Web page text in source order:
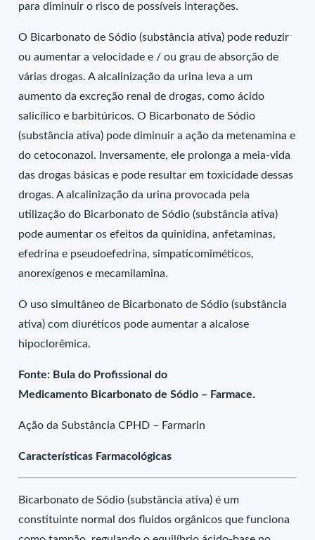
para diminuir o risco de possíveis interações.
O Bicarbonato de Sódio (substância ativa) pode reduzir
ou aumentar a velocidade e / ou grau de absorção de
várias drogas. A alcalinização da urina leva a um
aumento da excreção renal de drogas, como ácido
salicílico e barbitúricos. O Bicarbonato de Sódio
(substância ativa) pode diminuir a ação da metenamina e
do cetoconazol. Inversamente, ele prolonga a meia-vida
das drogas básicas e pode resultar em toxicidade dessas
drogas. A alcalinização da urina provocada pela
utilização do Bicarbonato de Sódio (substância ativa)
pode aumentar os efeitos da quinidina, anfetaminas,
efedrina e pseudoefedrina, simpaticomiméticos,
anorexígenos e mecamilamina.
O uso simultâneo de Bicarbonato de Sódio (substância
ativa) com diuréticos pode aumentar a alcalose
hipoclorêmica.
Fonte: Bula do Profissional do
Medicamento Bicarbonato de Sódio – Farmace.
Ação da Substância CPHD – Farmarin
Características Farmacológicas
Bicarbonato de Sódio (substância ativa) é um
constituinte normal dos fluidos orgânicos que funciona